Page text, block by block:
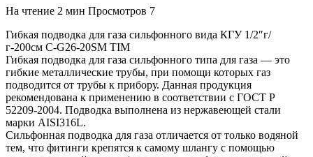
На чтение 2 мин Просмотров 7
Гибкая подводка для газа сильфонного вида КГУ 1/2″г/
г-200см C-G26-20SM TIM
Гибкая подводка для газа сильфонного типа для газа — это
гибкие металлические трубы, при помощи которых газ
подводится от трубы к прибору. Данная продукция
рекомендована к применению в соответствии с ГОСТ Р
52209-2004. Подводка выполнена из нержавеющей стали
марки AISI316L.
Сильфонная подводка для газа отличается от только водяной
тем, что фитинги крепятся к самому шлангу с помощью